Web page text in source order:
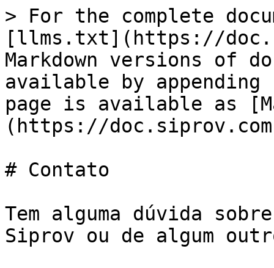
> For the complete
[llms.txt](https://
Markdown versions of
available by
page is available as
(https://
# Contato
Tem alguma dúvida
Siprov ou de algum